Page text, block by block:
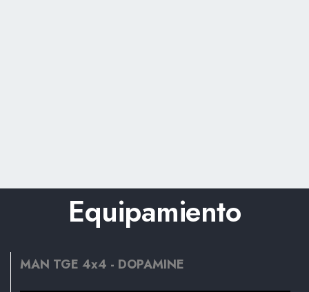
Equipamiento
MAN TGE 4x4 - DOPAMINE